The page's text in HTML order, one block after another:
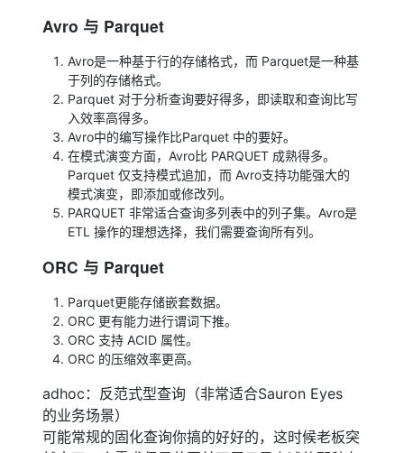
Avro 与 Parquet
Avro是一种基于行的存储格式，而 Parquet是一种基
于列的存储格式。
Parquet 对于分析查询要好得多，即读取和查询比写
入效率高得多。
Avro中的编写操作比Parquet 中的要好。
在模式演变方面，Avro比 PARQUET 成熟得多。
Parquet 仅支持模式追加，而 Avro支持功能强大的
模式演变，即添加或修改列。
PARQUET 非常适合查询多列表中的列子集。Avro是
ETL 操作的理想选择，我们需要查询所有列。
ORC 与 Parquet
Parquet更能存储嵌套数据。
ORC 更有能力进行谓词下推。
ORC 支持 ACID 属性。
ORC 的压缩效率更高。
adhoc：反范式型查询（非常适合Sauron Eyes
的业务场景）
可能常规的固化查询你搞的好好的，这时候老板突